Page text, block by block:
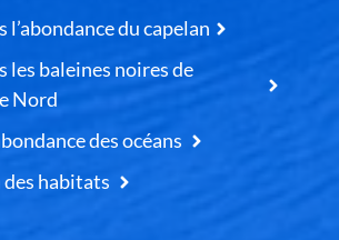
l’abondance du capelan
les baleines noires de
Nord
des océans
habitats